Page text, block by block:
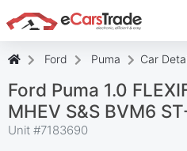
Установите веб-
добавьте его на
Ford Puma Car
Ford Puma 1.0
MHEV S&S BVM6
Unit #7183690